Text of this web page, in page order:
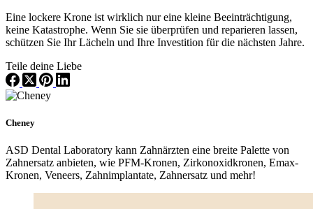
Eine lockere Krone ist wirklich nur eine kleine Beeinträchtigung,
keine Katastrophe. Wenn Sie sie überprüfen und reparieren lassen,
schützen Sie Ihr Lächeln und Ihre Investition für die nächsten Jahre.
Teile deine Liebe
Cheney
ASD Dental Laboratory kann Zahnärzten eine breite Palette von
Zahnersatz anbieten, wie PFM-Kronen, Zirkonoxidkronen, Emax-
Kronen, Veneers, Zahnimplantate, Zahnersatz und mehr!